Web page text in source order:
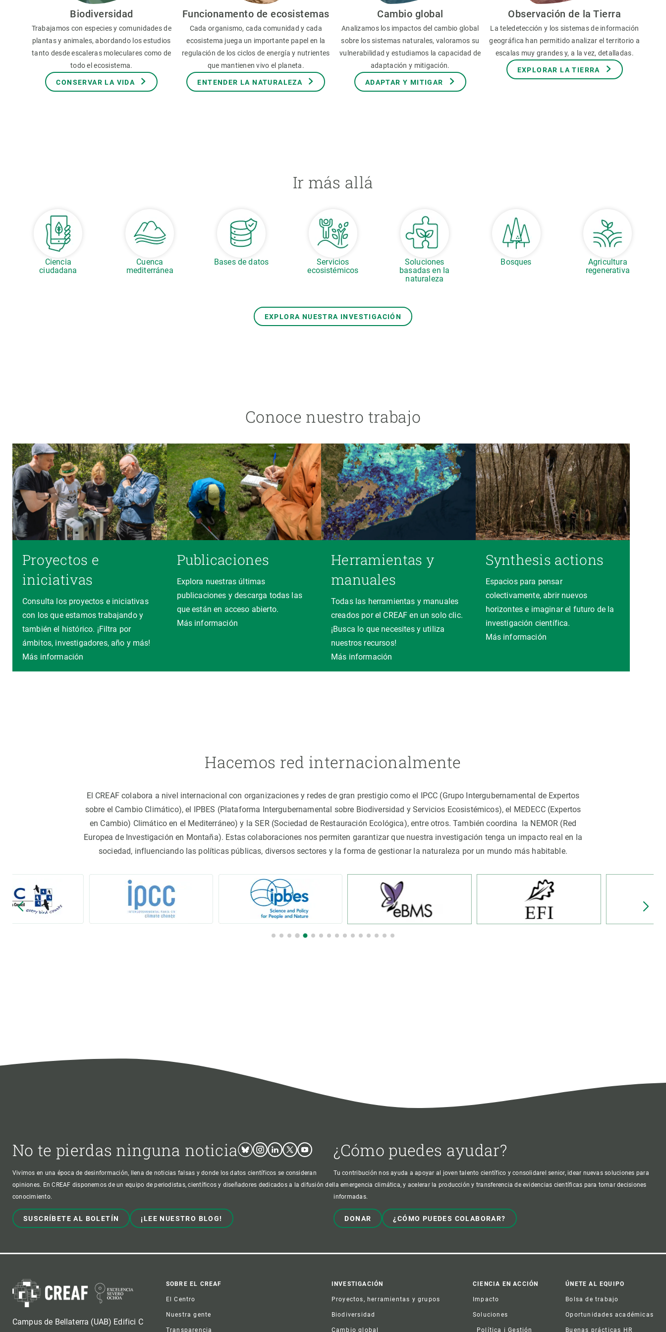
Biodiversidad
Trabajamos con especies y comunidades de
plantas y animales, abordando los estudios
tanto desde escaleras moleculares como de
todo el ecosistema.
CONSERVAR LA VIDA
Funcionamento de ecosistemas
Cada organismo, cada comunidad y cada
ecosistema juega un importante papel en la
regulación de los ciclos de energía y nutrientes
que mantienen vivo el planeta.
ENTENDER LA NATURALEZA
Cambio global
Analizamos los impactos del cambio global
sobre los sistemas naturales, valoramos su
vulnerabilidad y estudiamos la capacidad de
adaptación y mitigación.
ADAPTAR Y MITIGAR
Observación de la Tierra
La teledetección y los sistemas de información
geográfica han permitido analizar el territorio a
escalas muy grandes y, a la vez, detalladas.
EXPLORAR LA TIERRA
Ir más allá
Ciencia
ciudadana
Cuenca
mediterránea
Bases de datos
Servicios
ecosistémicos
Soluciones
basadas en la
naturaleza
Bosques
Agricultura
regenerativa
EXPLORA NUESTRA INVESTIGACIÓN
Conoce nuestro trabajo
Proyectos e
iniciativas
Consulta los proyectos e iniciativas
con los que estamos trabajando y
también el histórico. ¡Filtra por
ámbitos, investigadores, año y más!
Más información
Publicaciones
Explora nuestras últimas
publicaciones y descarga todas las
que están en acceso abierto.
Más información
Herramientas y
manuales
Todas las herramientas y manuales
creados por el CREAF en un solo clic.
¡Busca lo que necesites y utiliza
nuestros recursos!
Más información
Synthesis actions
Espacios para pensar
colectivamente, abrir nuevos
horizontes e imaginar el futuro de la
investigación científica.
Más información
Hacemos red internacionalmente
El CREAF colabora a nivel internacional con organizaciones y redes de gran prestigio como el IPCC (Grupo Intergubernamental de Expertos
sobre el Cambio Climático), el IPBES (Plataforma Intergubernamental sobre Biodiversidad y Servicios Ecosistémicos), el MEDECC (Expertos
en Cambio) Climático en el Mediterráneo) y la SER (Sociedad de Restauración Ecológica), entre otros. También coordina la NEMOR (Red
Europea de Investigación en Montaña). Estas colaboraciones nos permiten garantizar que nuestra investigación tenga un impacto real en la
sociedad, influenciando las políticas públicas, diversos sectores y la forma de gestionar la naturaleza por un mundo más habitable.
No te pierdas ninguna noticiaBlueskyInstagram
LinkedinTwitterYoutube
Vivimos en una época de desinformación, llena de noticias falsas y donde los datos científicos se consideran
opiniones. En CREAF disponemos de un equipo de periodistas, científicos y diseñadores dedicados a la difusión del
conocimiento.
SUSCRÍBETE AL BOLETÍN ¡LEE NUESTRO BLOG!
¿Cómo puedes ayudar?
Tu contribución nos ayuda a apoyar al joven talento científico y consolidarel senior, idear nuevas soluciones para
la emergencia climática, y acelerar la producción y transferencia de evidencias científicas para tomar decisiones
informadas.
DONAR ¿CÓMO PUEDES COLABORAR?
Campus de Bellaterra (UAB) Edifici C
Footer
SOBRE EL CREAF
El Centro
Nuestra gente
Transparencia
INVESTIGACIÓN
Proyectos, herramientas y grupos
Biodiversidad
Cambio global
CIENCIA EN ACCIÓN
Impacto
Soluciones
Política i Gestión
ÚNETE AL EQUIPO
Bolsa de trabajo
Oportunidades académicas
Buenas prácticas HR
Observación de la Tierra